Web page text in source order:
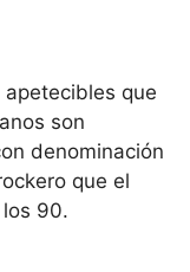
que
son
denominación
que el
90.